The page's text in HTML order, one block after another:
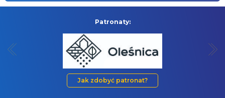
Patronaty:
Jak zdobyć patronat?